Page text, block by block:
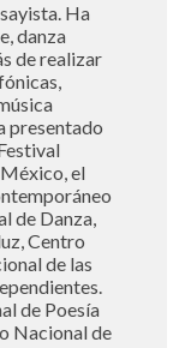
Ha
danza
de realizar
presentado
el
de Danza,
Centro
de las
de Poesía
Nacional de